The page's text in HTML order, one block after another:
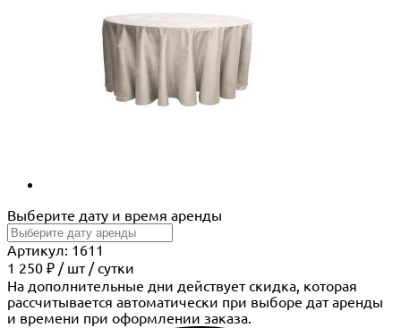
Выберите дату и время аренды
Артикул: 1611
1 250 ₽ / шт / сутки
На дополнительные дни действует скидка, которая
рассчитывается автоматически при выборе дат аренды
и времени при оформлении заказа.